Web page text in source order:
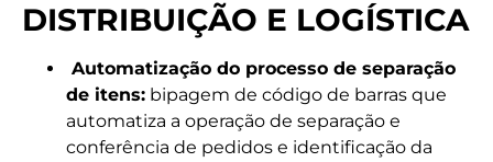
DISTRIBUIÇÃO E LOGÍSTICA
Automatização do processo de separação
de itens: bipagem de código de barras que
automatiza a operação de separação e
conferência de pedidos e identificação da